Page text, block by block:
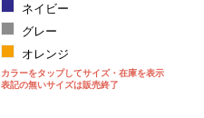
ネイビー
グレー
オレンジ
カラーをタップしてサイズ・在庫を表示
表記の無いサイズは販売終了